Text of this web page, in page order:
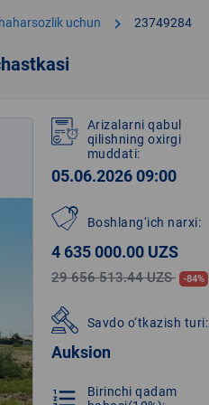
uchun chevron_right 23749284
Arizalarni qabul
qilishning oxirgi
muddati:
05.06.2026 09:00
Boshlang‘ich narxi:
4 635 000.00 UZS
29 656 513.44 UZS -84%
Savdo o‘tkazish turi:
Auksion
format_list_numbered
Birinchi qadam